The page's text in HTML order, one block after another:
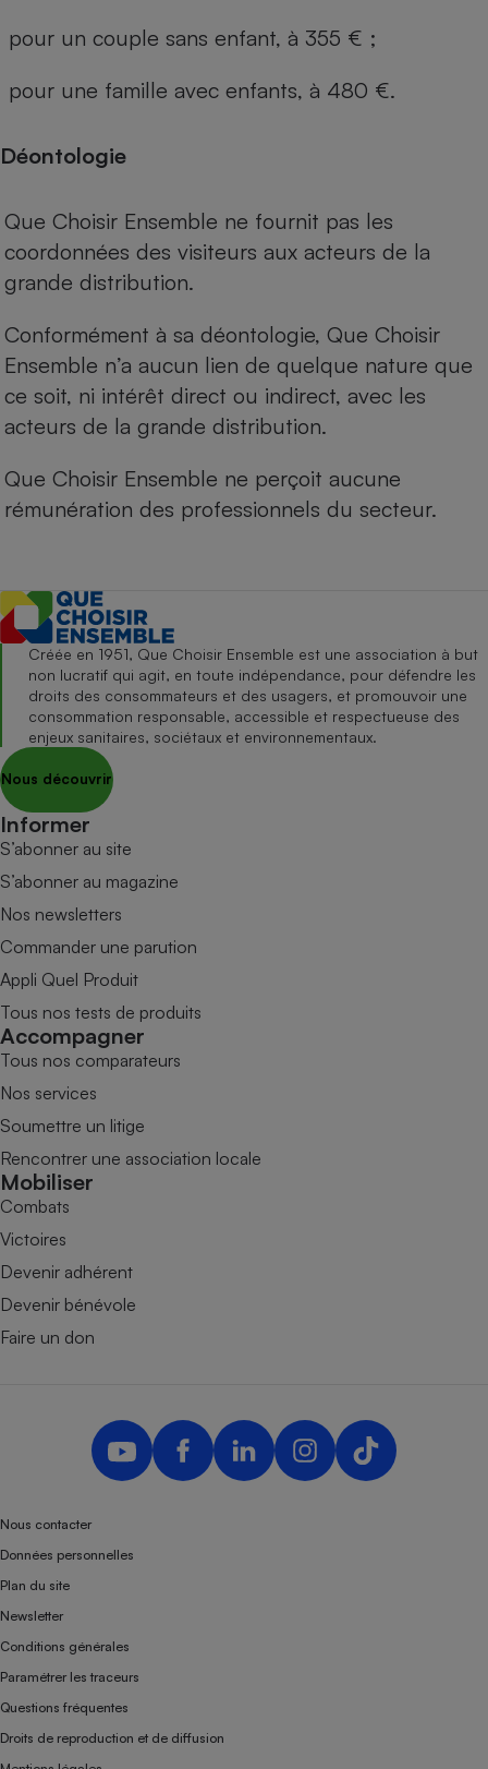
pour un couple sans enfant, à 355 € ;
pour une famille avec enfants, à 480 €.
Déontologie
Que Choisir Ensemble ne fournit pas les
coordonnées des visiteurs aux acteurs de la
grande distribution.
Conformément à sa déontologie, Que Choisir
Ensemble n’a aucun lien de quelque nature que
ce soit, ni intérêt direct ou indirect, avec les
acteurs de la grande distribution.
Que Choisir Ensemble ne perçoit aucune
rémunération des professionnels du secteur.
Créée en 1951, Que Choisir Ensemble est une association à but
non lucratif qui agit, en toute indépendance, pour défendre les
droits des consommateurs et des usagers, et promouvoir une
consommation responsable, accessible et respectueuse des
enjeux sanitaires, sociétaux et environnementaux.
Nous découvrir
Informer
S’abonner au site
S’abonner au magazine
Nos newsletters
Commander une parution
Appli Quel Produit
Tous nos tests de produits
Accompagner
Tous nos comparateurs
Nos services
Soumettre un litige
Rencontrer une association locale
Mobiliser
Combats
Victoires
Devenir adhérent
Devenir bénévole
Faire un don
Nous contacter
Données personnelles
Plan du site
Newsletter
Conditions générales
Paramétrer les traceurs
Questions fréquentes
Droits de reproduction et de diffusion